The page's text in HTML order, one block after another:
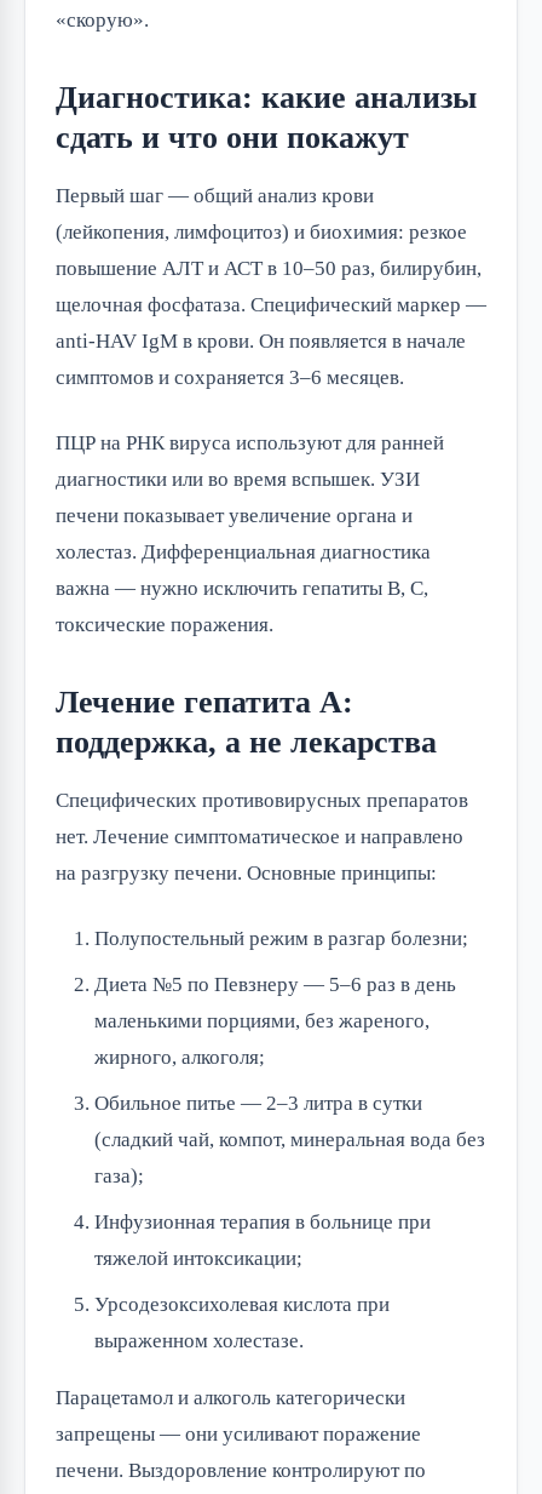
«скорую».
Диагностика: какие анализы
сдать и что они покажут
Первый шаг — общий анализ крови
(лейкопения, лимфоцитоз) и биохимия: резкое
повышение АЛТ и АСТ в 10–50 раз, билирубин,
щелочная фосфатаза. Специфический маркер —
anti-HAV IgM в крови. Он появляется в начале
симптомов и сохраняется 3–6 месяцев.
ПЦР на РНК вируса используют для ранней
диагностики или во время вспышек. УЗИ
печени показывает увеличение органа и
холестаз. Дифференциальная диагностика
важна — нужно исключить гепатиты B, C,
токсические поражения.
Лечение гепатита А:
поддержка, а не лекарства
Специфических противовирусных препаратов
нет. Лечение симптоматическое и направлено
на разгрузку печени. Основные принципы:
Полупостельный режим в разгар болезни;
Диета №5 по Певзнеру — 5–6 раз в день
маленькими порциями, без жареного,
жирного, алкоголя;
Обильное питье — 2–3 литра в сутки
(сладкий чай, компот, минеральная вода без
газа);
Инфузионная терапия в больнице при
тяжелой интоксикации;
Урсодезоксихолевая кислота при
выраженном холестазе.
Парацетамол и алкоголь категорически
запрещены — они усиливают поражение
печени. Выздоровление контролируют по